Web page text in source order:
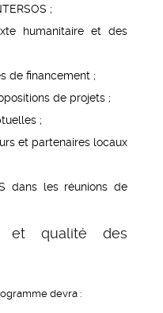
;
humanitaire et des
de financement ;
de projets ;
;
et partenaires locaux
dans les réunions de
et qualité des
devra :